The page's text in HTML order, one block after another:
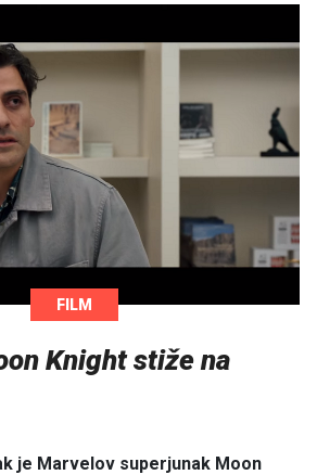
FILM
Knight stiže na
je Marvelov superjunak Moon